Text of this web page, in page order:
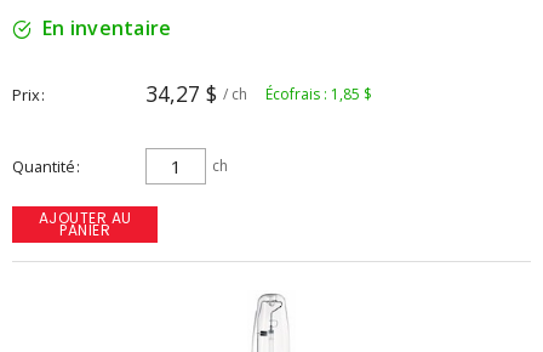
En inventaire
Prix 34,27 $ / ch Écofrais : 1,85 $
Quantité ch
AJOUTER AU
PANIER